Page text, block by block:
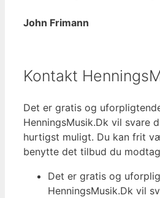
John Frimann
Kontakt
Det er gratis og
HenningsMusik.Dk vil svare
hurtigst muligt. Du kan frit
benytte det tilbud du
Det er gratis og
HenningsMusik.Dk vil